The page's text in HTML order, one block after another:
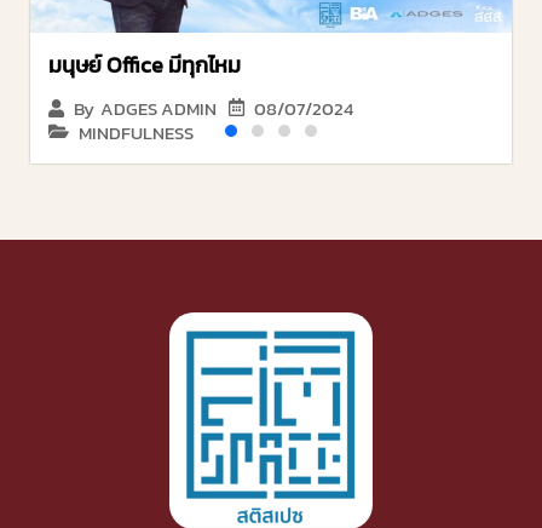
มนุษย์ Office มีทุกไหม
By ADGES ADMIN
08/07/2024
MINDFULNESS